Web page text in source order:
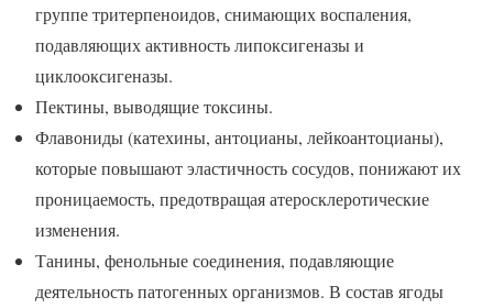
группе тритерпеноидов, снимающих воспаления,
подавляющих активность липоксигеназы и
циклооксигеназы.
Пектины, выводящие токсины.
Флавониды (катехины, антоцианы, лейкоантоцианы),
которые повышают эластичность сосудов, понижают их
проницаемость, предотвращая атеросклеротические
изменения.
Танины, фенольные соединения, подавляющие
деятельность патогенных организмов. В состав ягоды